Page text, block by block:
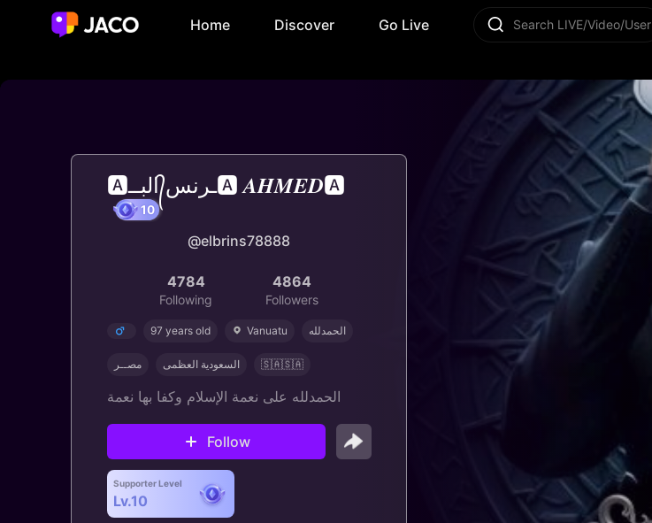
Home Discover Go Live Search LIVE/Video/User
🅰️البــ᭄ـرنس🅰️ 𝑨𝑯𝑴𝑬𝑫🅰️
@elbrins78888
4784
Following
4864
Followers
97 years old Vanuatu الحمدلله
مصــر السعودية العظمى 🇸🇦🇸🇦
الحمدلله على نعمة الإسلام وكفا بها نعمة
Follow
Supporter Level
Lv.10